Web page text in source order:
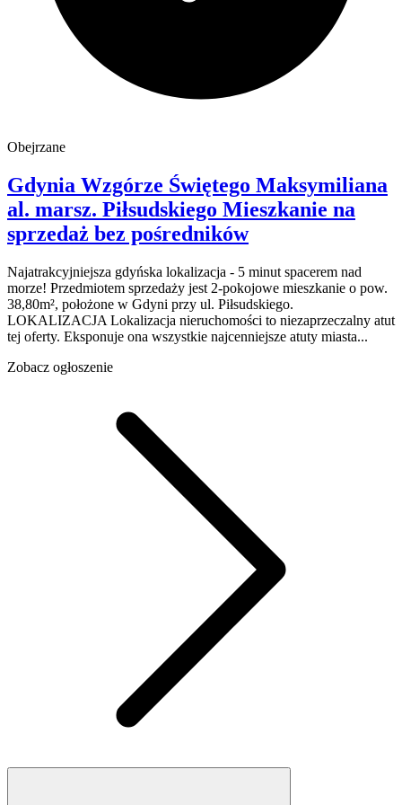
Obejrzane
Gdynia Wzgórze Świętego Maksymiliana
al. marsz. Piłsudskiego Mieszkanie na
sprzedaż bez pośredników
Najatrakcyjniejsza gdyńska lokalizacja - 5 minut spacerem nad
morze! Przedmiotem sprzedaży jest 2-pokojowe mieszkanie o pow.
38,80m², położone w Gdyni przy ul. Piłsudskiego.
LOKALIZACJA Lokalizacja nieruchomości to niezaprzeczalny atut
tej oferty. Eksponuje ona wszystkie najcenniejsze atuty miasta...
Zobacz ogłoszenie